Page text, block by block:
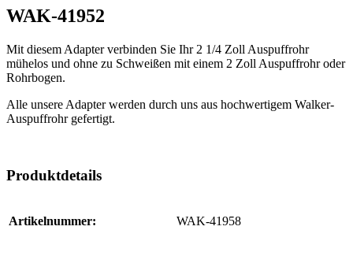
WAK-41952
Mit diesem Adapter verbinden Sie Ihr 2 1/4 Zoll Auspuffrohr
mühelos und ohne zu Schweißen mit einem 2 Zoll Auspuffrohr oder
Rohrbogen.
Alle unsere Adapter werden durch uns aus hochwertigem Walker-
Auspuffrohr gefertigt.
Produktdetails
Artikelnummer: WAK-41958